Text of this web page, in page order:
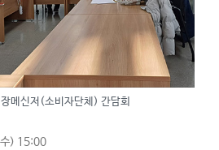
메신저(소비자단체) 간담회
) 15:00